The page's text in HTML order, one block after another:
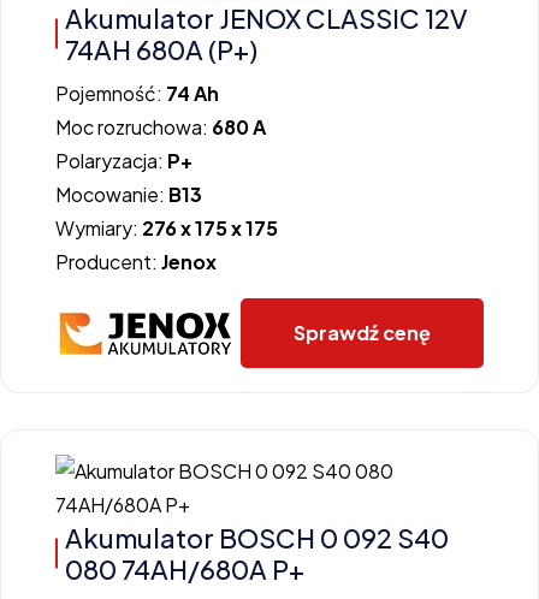
Akumulator JENOX CLASSIC 12V
74AH 680A (P+)
Pojemność: 74 Ah
Moc rozruchowa: 680 A
Polaryzacja: P+
Mocowanie: B13
Wymiary: 276 x 175 x 175
Producent: Jenox
Sprawdź cenę
Akumulator BOSCH 0 092 S40
080 74AH/680A P+